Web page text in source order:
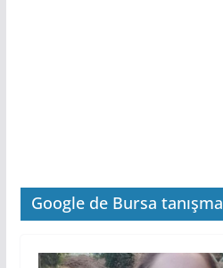
Google de Bursa tanışma